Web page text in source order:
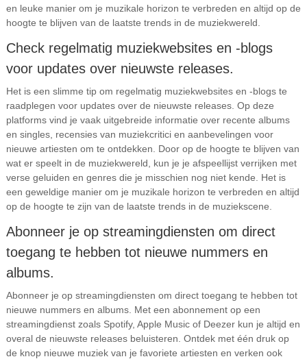
en leuke manier om je muzikale horizon te verbreden en altijd op de
hoogte te blijven van de laatste trends in de muziekwereld.
Check regelmatig muziekwebsites en -blogs
voor updates over nieuwste releases.
Het is een slimme tip om regelmatig muziekwebsites en -blogs te
raadplegen voor updates over de nieuwste releases. Op deze
platforms vind je vaak uitgebreide informatie over recente albums
en singles, recensies van muziekcritici en aanbevelingen voor
nieuwe artiesten om te ontdekken. Door op de hoogte te blijven van
wat er speelt in de muziekwereld, kun je je afspeellijst verrijken met
verse geluiden en genres die je misschien nog niet kende. Het is
een geweldige manier om je muzikale horizon te verbreden en altijd
op de hoogte te zijn van de laatste trends in de muziekscene.
Abonneer je op streamingdiensten om direct
toegang te hebben tot nieuwe nummers en
albums.
Abonneer je op streamingdiensten om direct toegang te hebben tot
nieuwe nummers en albums. Met een abonnement op een
streamingdienst zoals Spotify, Apple Music of Deezer kun je altijd en
overal de nieuwste releases beluisteren. Ontdek met één druk op
de knop nieuwe muziek van je favoriete artiesten en verken ook